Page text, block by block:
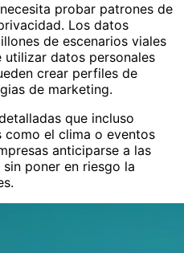
probar patrones de
Los datos
de escenarios viales
datos personales
crear perfiles de
de marketing.
que incluso
como el clima o eventos
anticiparse a las
poner en riesgo la